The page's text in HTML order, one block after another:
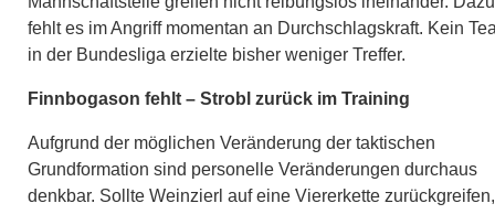
fehlt es im Angriff momentan an Durchschlagskraft. Kein
in der Bundesliga erzielte bisher weniger Treffer.
Finnbogason fehlt – Strobl zurück im Training
Aufgrund der möglichen Veränderung der taktischen
Grundformation sind personelle Veränderungen durchaus
denkbar. Sollte Weinzierl auf eine Viererkette zurückgreifen,